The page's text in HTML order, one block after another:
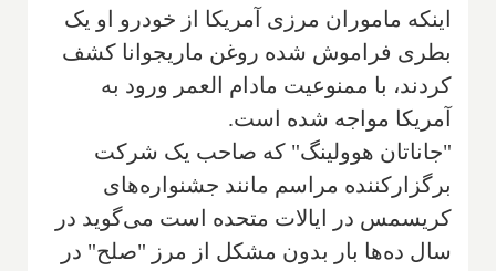
اینکه ماموران مرزی آمریکا از خودرو او یک
بطری فراموش شده روغن ماریجوانا کشف
کردند، با ممنوعیت مادام العمر ورود به
آمریکا مواجه شده است.
"جاناتان هوولینگ" که صاحب یک شرکت
برگزارکننده مراسم مانند جشنواره‌های
کریسمس در ایالات متحده است می‌گوید در
سال ده‌ها بار بدون مشکل از مرز "صلح" در